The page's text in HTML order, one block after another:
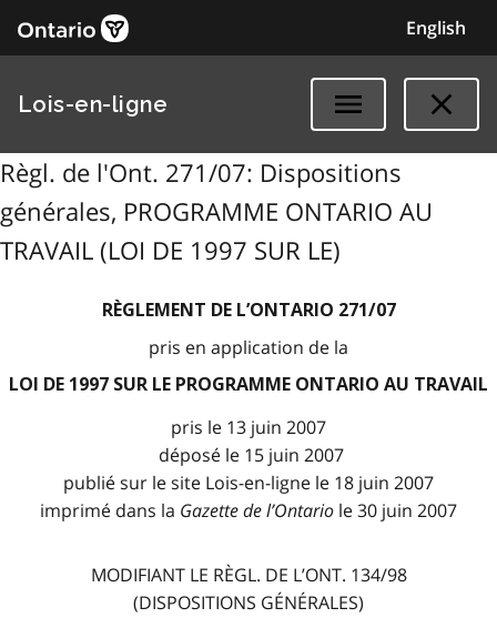
English
Lois-en-ligne
Règl. de l'Ont. 271/07: Dispositions
générales, PROGRAMME ONTARIO AU
TRAVAIL (LOI DE 1997 SUR LE)
RÈGLEMENT DE L’ONTARIO 271/07
pris en application de la
LOI DE 1997 SUR LE PROGRAMME ONTARIO AU TRAVAIL
pris le 13 juin 2007
déposé le 15 juin 2007
publié sur le site Lois-en-ligne le 18 juin 2007
imprimé dans la Gazette de l’Ontario le 30 juin 2007
MODIFIANT LE RÈGL. DE L’ONT. 134/98
(DISPOSITIONS GÉNÉRALES)